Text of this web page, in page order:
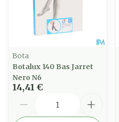
Bota
Botalux 140 Bas Jarret
Nero N6
14,41 €